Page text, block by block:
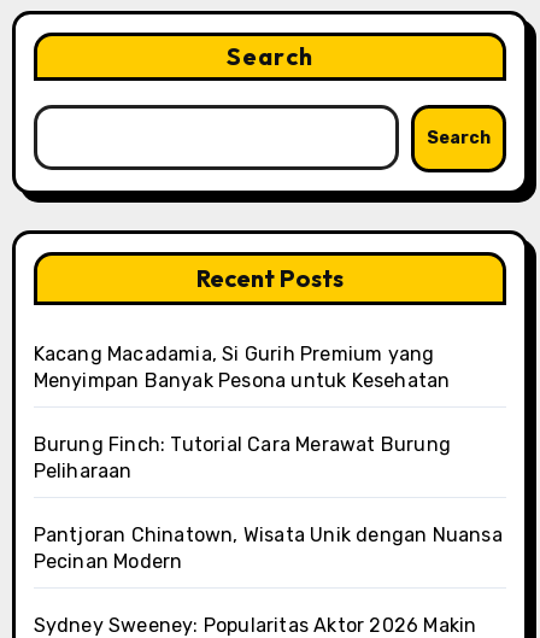
Search
Search
Recent Posts
Kacang Macadamia, Si Gurih Premium yang
Menyimpan Banyak Pesona untuk Kesehatan
Burung Finch: Tutorial Cara Merawat Burung
Peliharaan
Pantjoran Chinatown, Wisata Unik dengan Nuansa
Pecinan Modern
Sydney Sweeney: Popularitas Aktor 2026 Makin